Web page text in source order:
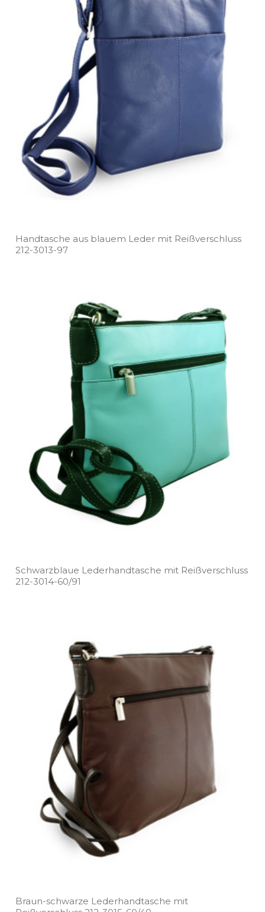
Handtasche aus blauem Leder mit Reißverschluss
212­-3013­-97
Schwarzblaue Lederhandtasche mit Reißverschluss
212­-3014­-60/91
Braun­-schwarze Lederhandtasche mit